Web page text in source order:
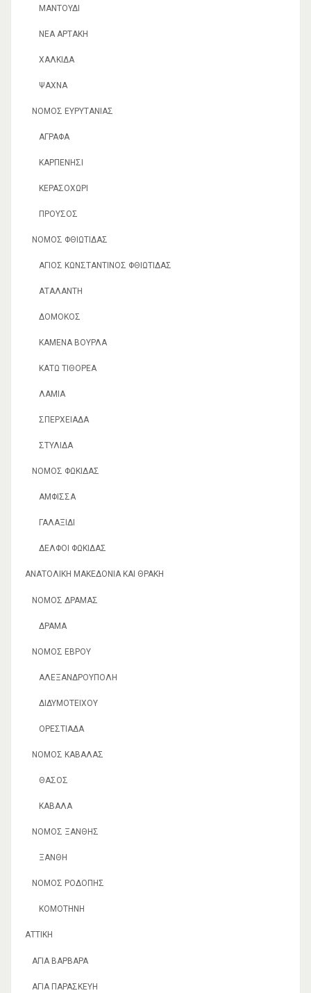
ΜΑΝΤΟΎΔΙ
ΝΈΑ ΑΡΤΆΚΗ
ΧΑΛΚΊΔΑ
ΨΑΧΝΆ
ΝΟΜΌΣ ΕΥΡΥΤΑΝΊΑΣ
ΆΓΡΑΦΑ
ΚΑΡΠΕΝΉΣΙ
ΚΕΡΑΣΟΧΏΡΙ
ΠΡΟΥΣΌΣ
ΝΟΜΌΣ ΦΘΙΏΤΙΔΑΣ
ΆΓΙΟΣ ΚΩΝΣΤΑΝΤΊΝΟΣ ΦΘΙΏΤΙΔΑΣ
ΑΤΑΛΆΝΤΗ
ΔΟΜΟΚΌΣ
ΚΑΜΈΝΑ ΒΟΎΡΛΑ
ΚΆΤΩ ΤΙΘΟΡΈΑ
ΛΑΜΊΑ
ΣΠΕΡΧΕΙΆΔΑ
ΣΤΥΛΊΔΑ
ΝΟΜΌΣ ΦΩΚΊΔΑΣ
ΆΜΦΙΣΣΑ
ΓΑΛΑΞΊΔΙ
ΔΕΛΦΟΊ ΦΩΚΊΔΑΣ
ΑΝΑΤΟΛΙΚΉ ΜΑΚΕΔΟΝΊΑ ΚΑΙ ΘΡΆΚΗ
ΝΟΜΌΣ ΔΡΆΜΑΣ
ΔΡΆΜΑ
ΝΟΜΌΣ ΈΒΡΟΥ
ΑΛΕΞΑΝΔΡΟΎΠΟΛΗ
ΔΙΔΥΜΟΤΕΊΧΟΥ
ΟΡΕΣΤΙΆΔΑ
ΝΟΜΌΣ ΚΑΒΆΛΑΣ
ΘΆΣΟΣ
ΚΑΒΆΛΑ
ΝΟΜΌΣ ΞΆΝΘΗΣ
ΞΆΝΘΗ
ΝΟΜΌΣ ΡΟΔΌΠΗΣ
ΚΟΜΟΤΗΝΉ
ΑΤΤΙΚΉ
ΑΓΊΑ ΒΑΡΒΆΡΑ
ΑΓΊΑ ΠΑΡΑΣΚΕΥΉ